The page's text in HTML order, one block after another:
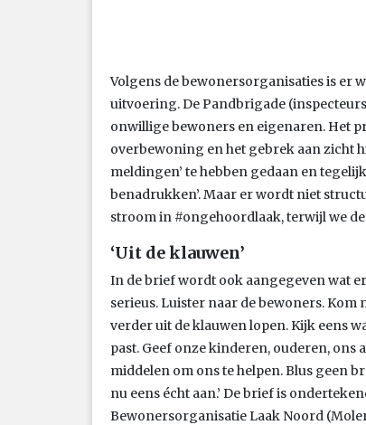
Volgens de bewonersorganisaties is er
uitvoering. De Pandbrigade
onwillige bewoners en eigenaren. Het
overbewoning en het gebrek aan zicht
meldingen’ te hebben gedaan en
benadrukken’. Maar er wordt niet
stroom in #ongehoordlaak, terwijl we
‘Uit de klauwen’
In de brief wordt ook aangegeven wat
serieus. Luister naar de bewoners.
verder uit de klauwen lopen. Kijk eens
past. Geef onze kinderen, ouderen, ons
middelen om ons te helpen. Blus geen
nu eens écht aan.’ De brief is
Bewonersorganisatie Laak Noord